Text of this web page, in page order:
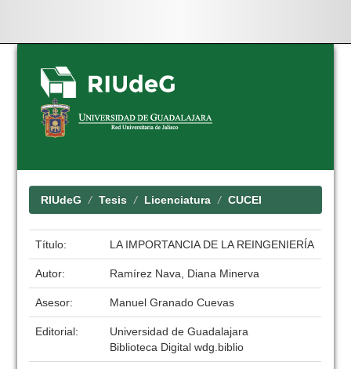
Skip
navigation
RIUdeG Tesis Licenciatura CUCEI
Título: LA IMPORTANCIA DE LA REINGENIERÍA
Autor: Ramírez Nava, Diana Minerva
Asesor: Manuel Granado Cuevas
Editorial:
Universidad de Guadalajara
Biblioteca Digital wdg.biblio